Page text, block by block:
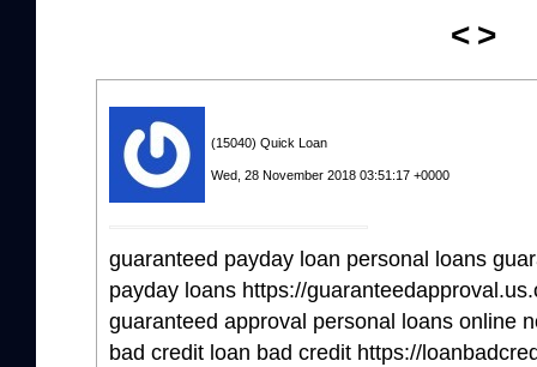
< >
(15040) Quick Loan
Wed, 28 November 2018 03:51:17 +0000
guaranteed payday loan personal loans
payday loans https://
guaranteed approval personal loans online
bad credit loan bad credit https://